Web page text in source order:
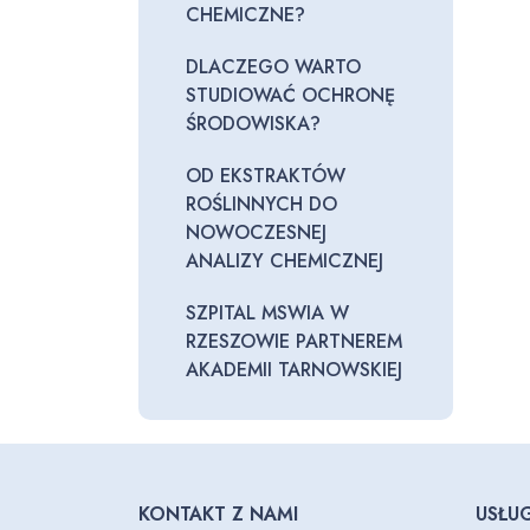
CHEMICZNE?
DLACZEGO WARTO
STUDIOWAĆ OCHRONĘ
ŚRODOWISKA?
OD EKSTRAKTÓW
ROŚLINNYCH DO
NOWOCZESNEJ
ANALIZY CHEMICZNEJ
SZPITAL MSWIA W
RZESZOWIE PARTNEREM
AKADEMII TARNOWSKIEJ
KONTAKT Z NAMI